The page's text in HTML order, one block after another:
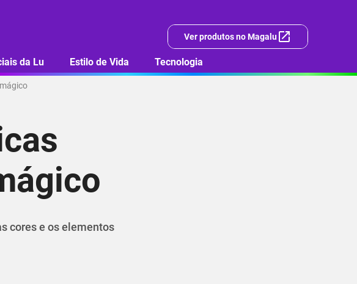
Ver produtos no Magalu
da Lu Estilo de Vida Tecnologia
cores e os elementos